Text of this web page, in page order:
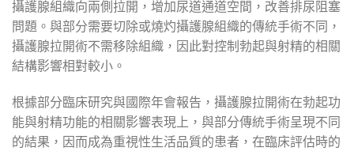
攝護腺組織向兩側拉開，增加尿道通道空間，改善排尿阻塞
問題。與部分需要切除或燒灼攝護腺組織的傳統手術不同，
攝護腺拉開術不需移除組織，因此對控制勃起與射精的相關
結構影響相對較小。
根據部分臨床研究與國際年會報告，攝護腺拉開術在勃起功
能與射精功能的相關影響表現上，與部分傳統手術呈現不同
的結果，因而成為重視性生活品質的患者，在臨床評估時的